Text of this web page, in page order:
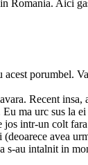
Romania. Aici
porumbel.
Recent
ma urc sus
intr-un colt
avea
s-au intalnit in